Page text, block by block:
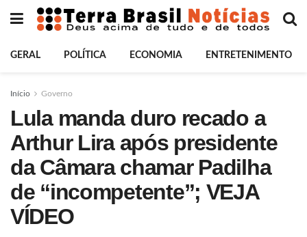
GERAL POLÍTICA ECONOMIA ENTRETENIMENTO
Início Governo
Lula manda duro recado a
Arthur Lira após presidente
da Câmara chamar Padilha
de “incompetente”; VEJA
VÍDEO